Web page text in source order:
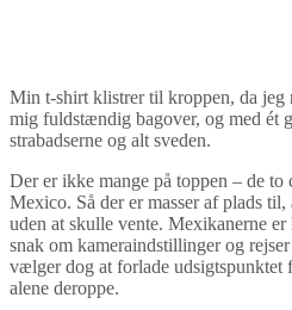
Min t-shirt klistrer til kroppen, da jeg
mig fuldstændig bagover, og med ét
strabadserne og alt sveden.
Der er ikke mange på toppen – de to
Mexico. Så der er masser af plads
uden at skulle vente. Mexikanerne
snak om kameraindstillinger og
vælger dog at forlade udsigtspunktet
alene deroppe.